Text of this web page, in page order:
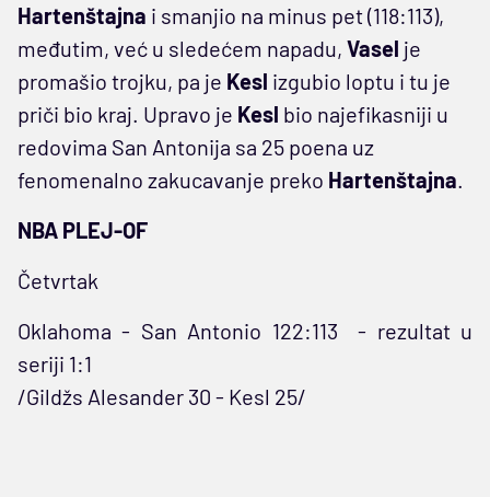
Hartenštajna i smanjio na minus pet (118:113),
međutim, već u sledećem napadu, Vasel je
promašio trojku, pa je Kesl izgubio loptu i tu je
priči bio kraj. Upravo je Kesl bio najefikasniji u
redovima San Antonija sa 25 poena uz
fenomenalno zakucavanje preko Hartenštajna.
NBA PLEJ-OF
Četvrtak
Oklahoma - San Antonio 122:113
- rezultat u
seriji 1:1
/Gildžs Alesander 30 - Kesl 25/